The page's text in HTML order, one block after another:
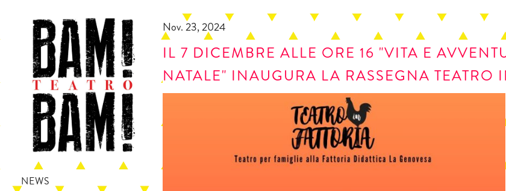
NEWS
Nov. 23, 2024
IL 7 DICEMBRE ALLE ORE 16 "VITA E
NATALE" INAUGURA LA RASSEGNA TEATRO